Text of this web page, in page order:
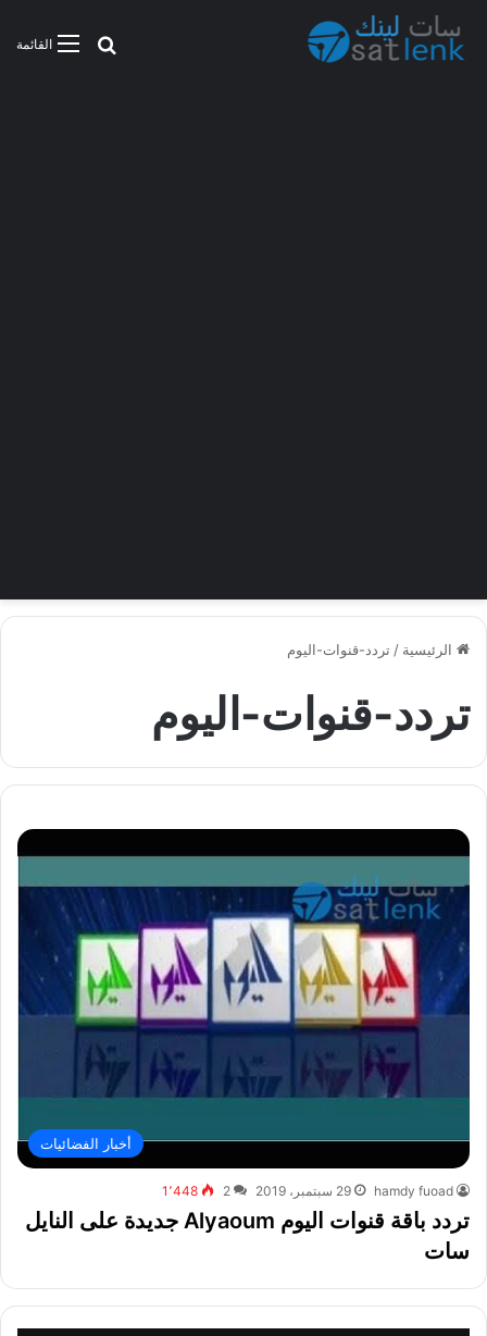
القائمةبحث عن
الرئيسية / تردد-قنوات-اليوم
تردد-قنوات-اليوم
أخبار الفضائيات
hamdy fuoad 29 سبتمبر، 2019 2 1٬448
تردد باقة قنوات اليوم Alyaoum جديدة على النايل
سات